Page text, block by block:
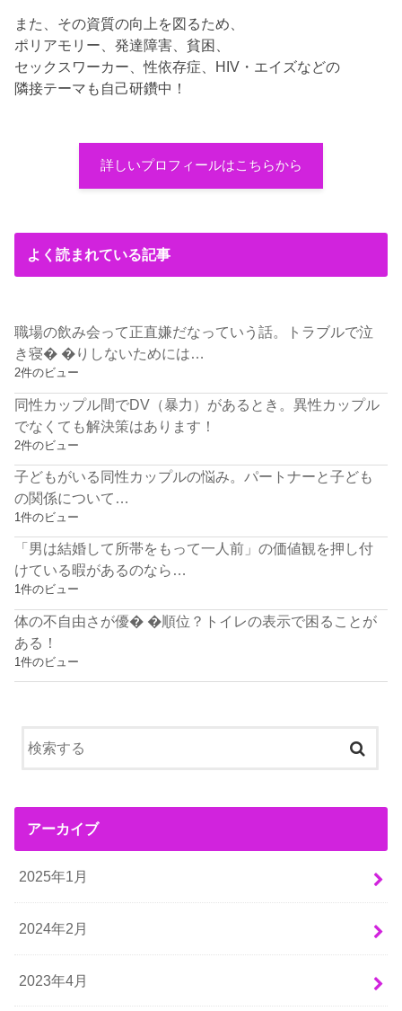
また、その資質の向上を図るため、
ポリアモリー、発達障害、貧困、
セックスワーカー、性依存症、HIV・エイズなどの
隣接テーマも自己研鑽中！
詳しいプロフィールはこちらから
よく読まれている記事
職場の飲み会って正直嫌だなっていう話。トラブルで泣
き寝� �りしないためには…
2件のビュー
同性カップル間でDV（暴力）があるとき。異性カップル
でなくても解決策はあります！
2件のビュー
子どもがいる同性カップルの悩み。パートナーと子ども
の関係について…
1件のビュー
「男は結婚して所帯をもって一人前」の価値観を押し付
けている暇があるのなら…
1件のビュー
体の不自由さが優� �順位？トイレの表示で困ることが
ある！
1件のビュー
アーカイブ
2025年1月
2024年2月
2023年4月